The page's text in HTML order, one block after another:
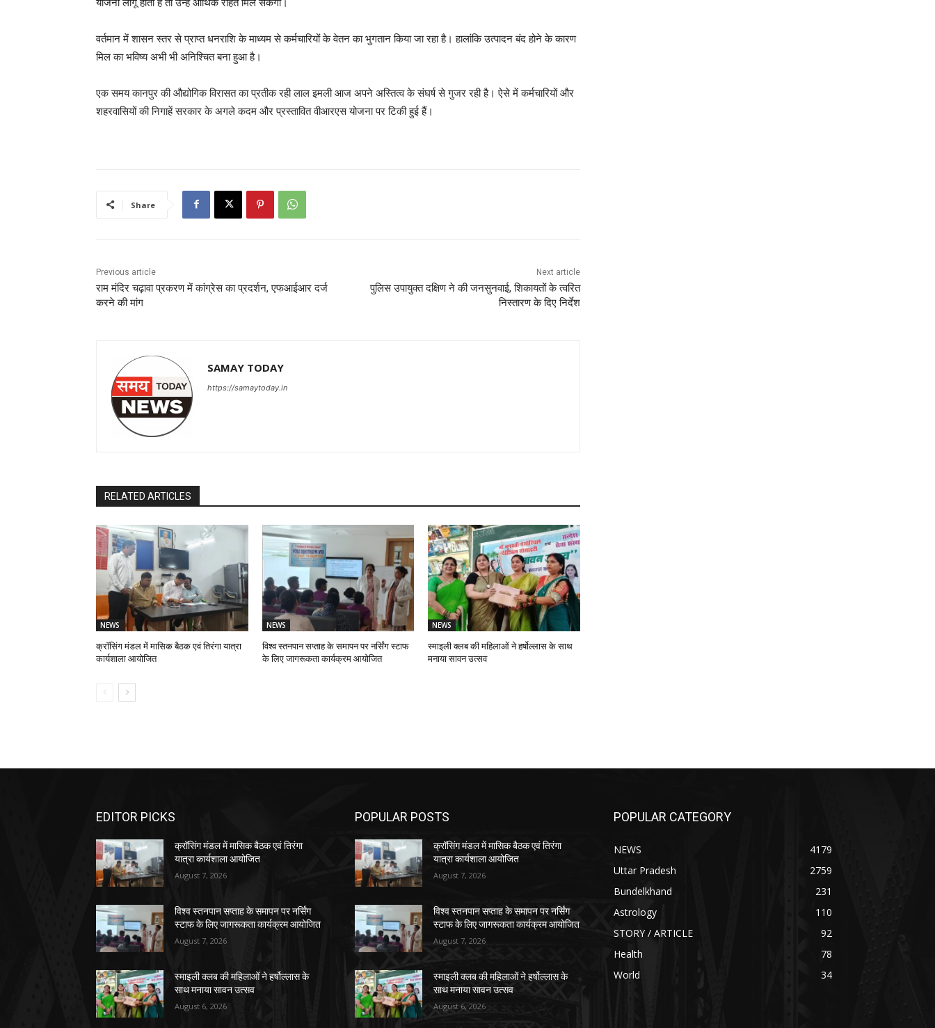
वर्तमान में शासन स्तर से प्राप्त धनराशि के माध्यम से कर्मचारियों के वेतन का भुगतान किया जा रहा है। हालांकि उत्पादन बंद होने के कारण
मिल का भविष्य अभी भी अनिश्चित बना हुआ है।
एक समय कानपुर की औद्योगिक विरासत का प्रतीक रही लाल इमली आज अपने अस्तित्व के संघर्ष से गुजर रही है। ऐसे में कर्मचारियों और
शहरवासियों की निगाहें सरकार के अगले कदम और प्रस्तावित वीआरएस योजना पर टिकी हुई हैं।
Share
Previous article
राम मंदिर चढ़ावा प्रकरण में कांग्रेस का प्रदर्शन, एफआईआर दर्ज
करने की मांग
Next article
पुलिस उपायुक्त दक्षिण ने की जनसुनवाई, शिकायतों के त्वरित
निस्तारण के दिए निर्देश
SAMAY TODAY
https://samaytoday.in
RELATED ARTICLES
NEWS
क्रॉसिंग मंडल में मासिक बैठक एवं तिरंगा यात्रा
कार्यशाला आयोजित
NEWS
विश्व स्तनपान सप्ताह के समापन पर नर्सिंग स्टाफ
के लिए जागरूकता कार्यक्रम आयोजित
NEWS
स्माइली क्लब की महिलाओं ने हर्षोल्लास के साथ
मनाया सावन उत्सव
EDITOR PICKS
क्रॉसिंग मंडल में मासिक बैठक एवं तिरंगा
यात्रा कार्यशाला आयोजित
August 7, 2026
विश्व स्तनपान सप्ताह के समापन पर नर्सिंग
स्टाफ के लिए जागरूकता कार्यक्रम आयोजित
August 7, 2026
स्माइली क्लब की महिलाओं ने हर्षोल्लास के
साथ मनाया सावन उत्सव
August 6, 2026
POPULAR POSTS
क्रॉसिंग मंडल में मासिक बैठक एवं तिरंगा
यात्रा कार्यशाला आयोजित
August 7, 2026
विश्व स्तनपान सप्ताह के समापन पर नर्सिंग
स्टाफ के लिए जागरूकता कार्यक्रम आयोजित
August 7, 2026
स्माइली क्लब की महिलाओं ने हर्षोल्लास के
साथ मनाया सावन उत्सव
August 6, 2026
POPULAR CATEGORY
NEWS
4179
Uttar Pradesh
2759
Bundelkhand
231
Astrology
110
STORY / ARTICLE
92
Health
78
World
34